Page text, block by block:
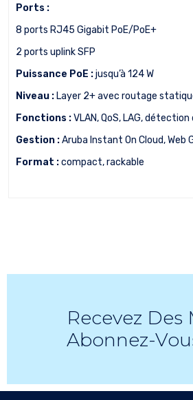
Ports :
8 ports RJ45 Gigabit PoE/PoE+
2 ports uplink SFP
Puissance PoE :jusqu’à 124 W
Niveau : Layer 2+ avec routage
Fonctions :VLAN, QoS, LAG,
Gestion :Aruba Instant On Cloud, Web
Format :compact, rackable
Recevez Des
Abonnez-